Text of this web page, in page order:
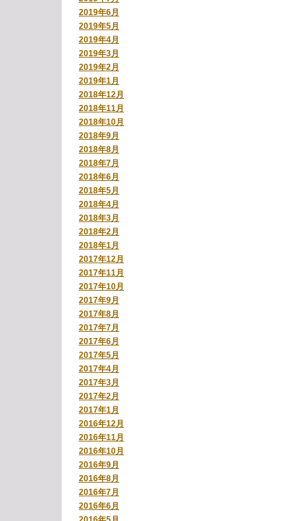
2019年6月
2019年5月
2019年4月
2019年3月
2019年2月
2019年1月
2018年12月
2018年11月
2018年10月
2018年9月
2018年8月
2018年7月
2018年6月
2018年5月
2018年4月
2018年3月
2018年2月
2018年1月
2017年12月
2017年11月
2017年10月
2017年9月
2017年8月
2017年7月
2017年6月
2017年5月
2017年4月
2017年3月
2017年2月
2017年1月
2016年12月
2016年11月
2016年10月
2016年9月
2016年8月
2016年7月
2016年6月